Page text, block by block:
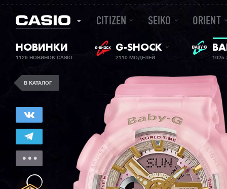
CITIZEN SEIKO ORIENT
НОВИНКИ
1129 НОВИНОК CASIO
G-SHOCK
2110 МОДЕЛЕЙ
В КАТАЛОГ